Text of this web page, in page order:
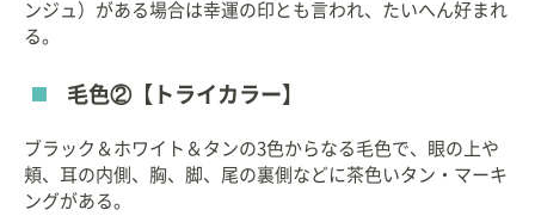
ンジュ）がある場合は幸運の印とも言われ、たいへん好まれ
る。
毛色②【トライカラー】
ブラック＆ホワイト＆タンの3色からなる毛色で、眼の上や
頬、耳の内側、胸、脚、尾の裏側などに茶色いタン・マーキ
ングがある。